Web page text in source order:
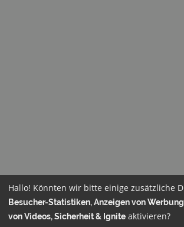
Hallo! Könnten wir bitte einige zusätzliche
Besucher-Statistiken, Anzeigen von
von Videos, Sicherheit & Ignite aktivieren?